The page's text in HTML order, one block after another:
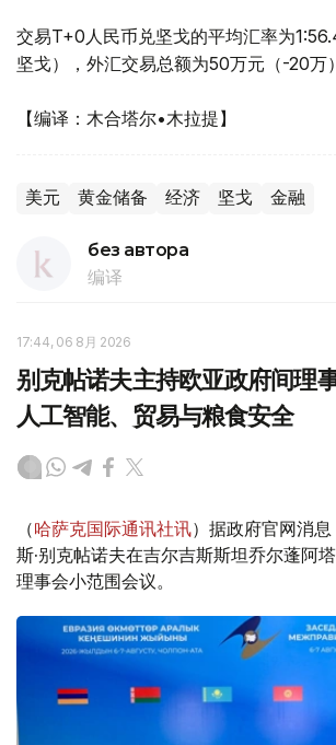
交易T+0人民币兑坚戈的平均汇率为
坚戈），外汇交易总额为50万元（-20万
【编译：木合塔尔•木拉提】
美元 黄金储备 经济 坚戈 金融
без автора
编译
17:44, 06 8月 2026
别克帖诺夫主持欧亚政府间理
人工智能、贸易与粮食安全
（哈萨克国际通讯社讯）据政府官网消
斯·别克帖诺夫在吉尔吉斯斯坦乔尔蓬阿
理事会小范围会议。